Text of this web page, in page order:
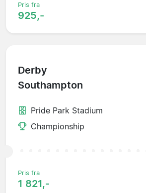
Pris fra
925,-
Derby
Southampton
Pride Park Stadium
Championship
Pris fra
1 821,-